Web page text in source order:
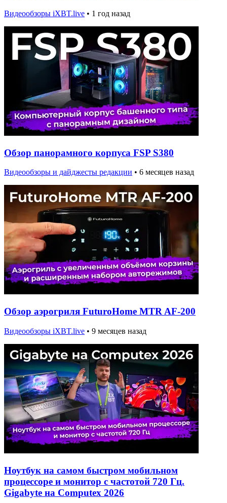
Видеообзоры iXBT.live • 1 год назад
Обзор панорамного корпуса FSP S380
Видеообзоры и дайджесты редакции • 6 месяцев назад
Обзор аэрогриля FuturoHome MTR AF-200
Видеообзоры iXBT.live • 9 месяцев назад
Ноутбук на самом быстром мобильном
процессоре и монитор с частотой 720 Гц.
Gigabyte на Computex 2026